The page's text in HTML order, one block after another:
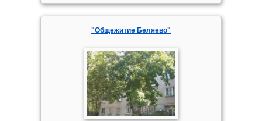
"Общежитие Беляево"